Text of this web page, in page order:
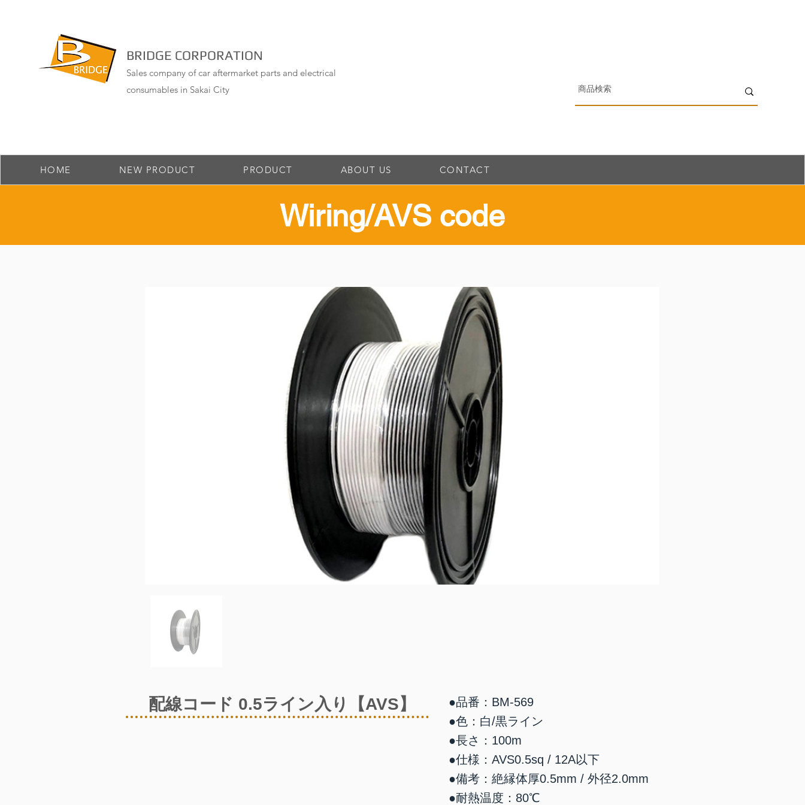
BRIDGE CORPORATION
Sales company of car aftermarket parts and electrical
consumables in Sakai City
HOME NEW PRODUCT PRODUCT ABOUT US CONTACT
​Wiring/AVS code
配線コード 0.5ライン入り【AVS】
●品番：BM-569
●色：白/黒ライン
●長さ：100m
●仕様：AVS0.5sq / 12A以下
●備考：絶縁体厚0.5mm / 外径2.0mm
●耐熱温度：80℃